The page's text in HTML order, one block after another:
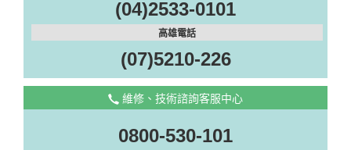
(04)2533-0101
高雄電話
(07)5210-226
維修、技術諮詢客服中心
0800-530-101